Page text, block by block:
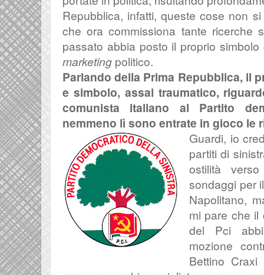
Repubblica, infatti, queste cose non
che ora commissiona tante ricerche
passato abbia posto il proprio
marketing politico.
Parlando della Prima Repubblica, il
e simbolo, assai traumatico,
comunista italiano al Partito
nemmeno lì sono entrate in gioco le
Guardi, io
partiti di
ostilità
sondaggi per
Napolitano,
mi pare che il
del Pci
mozione
Bettino